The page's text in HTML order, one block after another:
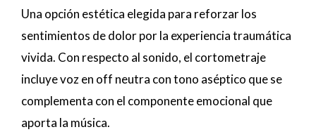
Una opción estética elegida para reforzar los
sentimientos de dolor por la experiencia traumática
vivida. Con respecto al sonido, el cortometraje
incluye voz en off neutra con tono aséptico que se
complementa con el componente emocional que
aporta la música.